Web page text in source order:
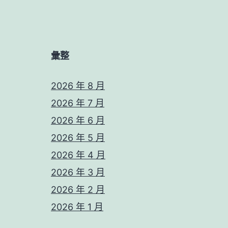
彙整
2026 年 8 月
2026 年 7 月
2026 年 6 月
2026 年 5 月
2026 年 4 月
2026 年 3 月
2026 年 2 月
2026 年 1 月